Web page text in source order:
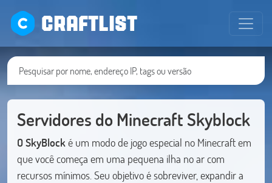
CRAFTLIST
Servidores do Minecraft Skyblock
O SkyBlocké um modo de jogo especial no Minecraft em
que você começa em uma pequena ilha no ar com
recursos mínimos. Seu objetivo é sobreviver, expandir a